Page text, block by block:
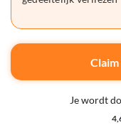
Je wordt